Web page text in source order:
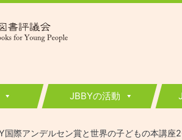
JBBYの活動
国際アンデルセン賞と世界の子どもの本講